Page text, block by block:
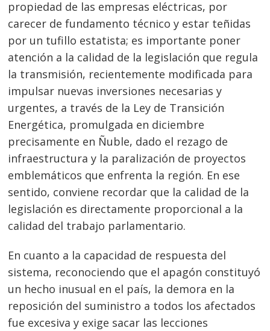
propiedad de las empresas eléctricas, por
carecer de fundamento técnico y estar teñidas
por un tufillo estatista; es importante poner
atención a la calidad de la legislación que regula
la transmisión, recientemente modificada para
impulsar nuevas inversiones necesarias y
urgentes, a través de la Ley de Transición
Energética, promulgada en diciembre
precisamente en Ñuble, dado el rezago de
infraestructura y la paralización de proyectos
emblemáticos que enfrenta la región. En ese
sentido, conviene recordar que la calidad de la
legislación es directamente proporcional a la
calidad del trabajo parlamentario.
En cuanto a la capacidad de respuesta del
sistema, reconociendo que el apagón constituyó
un hecho inusual en el país, la demora en la
reposición del suministro a todos los afectados
fue excesiva y exige sacar las lecciones
Navegación
de
entradas